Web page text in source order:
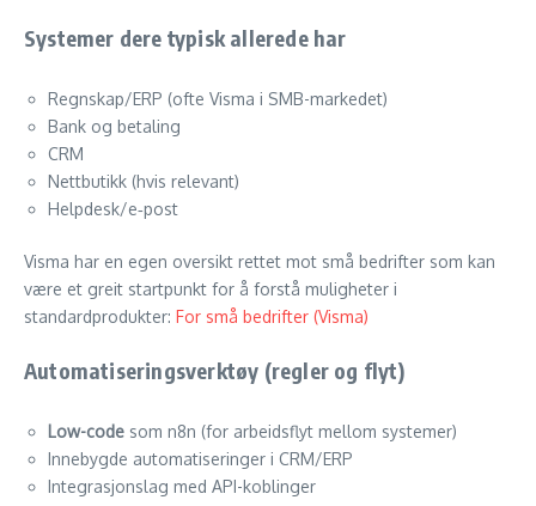
Systemer dere typisk allerede har
Regnskap/ERP (ofte Visma i SMB-markedet)
Bank og betaling
CRM
Nettbutikk (hvis relevant)
Helpdesk/e‑post
Visma har en egen oversikt rettet mot små bedrifter som kan
være et greit startpunkt for å forstå muligheter i
standardprodukter: For små bedrifter (Visma)
Automatiseringsverktøy (regler og flyt)
Low-code som n8n (for arbeidsflyt mellom systemer)
Innebygde automatiseringer i CRM/ERP
Integrasjonslag med API-koblinger